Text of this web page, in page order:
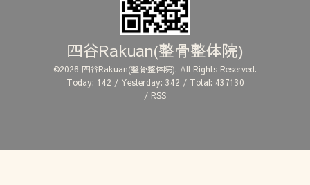
四谷Rakuan(整骨整体院)
©2026 四谷Rakuan(整骨整体院). All Rights Reserved.
Today: 142 / Yesterday: 342 / Total: 437130
/ RSS